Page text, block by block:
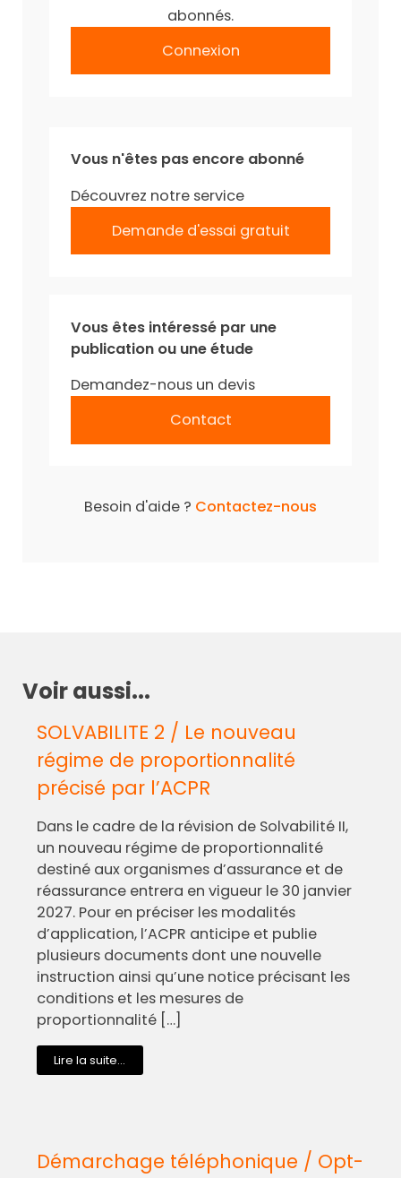
abonnés.
Connexion
Vous n'êtes pas encore abonné
Découvrez notre service
Demande d'essai gratuit
Vous êtes intéressé par une
publication ou une étude
Demandez-nous un devis
Contact
Besoin d'aide ? Contactez-nous
Voir aussi...
SOLVABILITE 2 / Le nouveau
régime de proportionnalité
précisé par l’ACPR
Dans le cadre de la révision de Solvabilité II,
un nouveau régime de proportionnalité
destiné aux organismes d’assurance et de
réassurance entrera en vigueur le 30 janvier
2027. Pour en préciser les modalités
d’application, l’ACPR anticipe et publie
plusieurs documents dont une nouvelle
instruction ainsi qu’une notice précisant les
conditions et les mesures de
proportionnalité […]
Lire la suite...
Démarchage téléphonique / Opt-